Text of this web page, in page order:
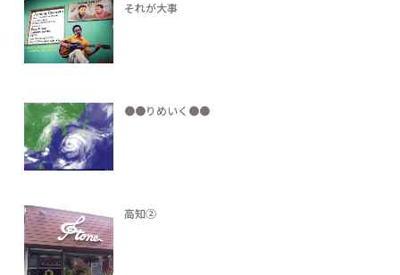
それが大事
●●りめいく●●
高知②